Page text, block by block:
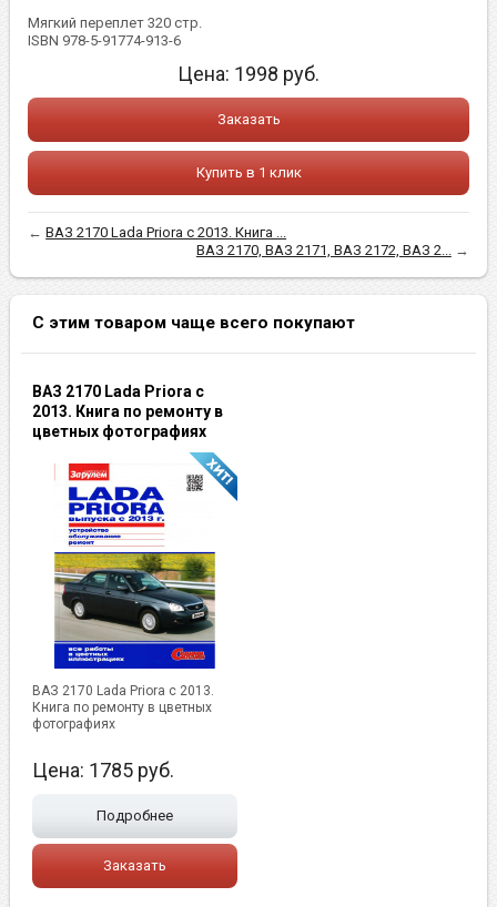
Мягкий переплет 320 стр.
ISBN 978-5-91774-913-6
Цена: 1998 руб.
Заказать
Купить в 1 клик
←ВАЗ 2170 Lada Priora с 2013. Книга ...
ВАЗ 2170, ВАЗ 2171, ВАЗ 2172, ВАЗ 2...
→
С этим товаром чаще всего покупают
ВАЗ 2170 Lada Priora с
2013. Книга по ремонту в
цветных фотографиях
ВАЗ 2170 Lada Priora с 2013.
Книга по ремонту в цветных
фотографиях
Цена: 1785 руб.
Подробнее
Заказать